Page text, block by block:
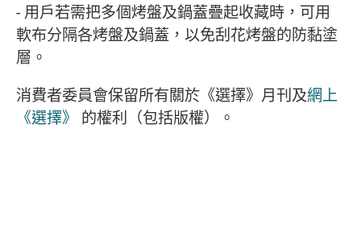
- 用戶若需把多個烤盤及鍋蓋疊起收藏時，可用
軟布分隔各烤盤及鍋蓋，以免刮花烤盤的防黏塗
層。
消費者委員會保留所有關於《選擇》月刊及網上
《選擇》
的權利（包括版權）。